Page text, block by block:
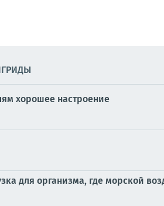
хорошее настроение
для организма, где морской